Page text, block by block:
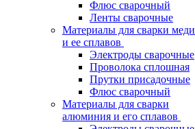
Флюс сварочный
Ленты сварочные
Материалы для сварки меди
и ее сплавов
Электроды сварочные
Проволока сплошная
Прутки присадочные
Флюс сварочный
Материалы для сварки
алюминия и его сплавов